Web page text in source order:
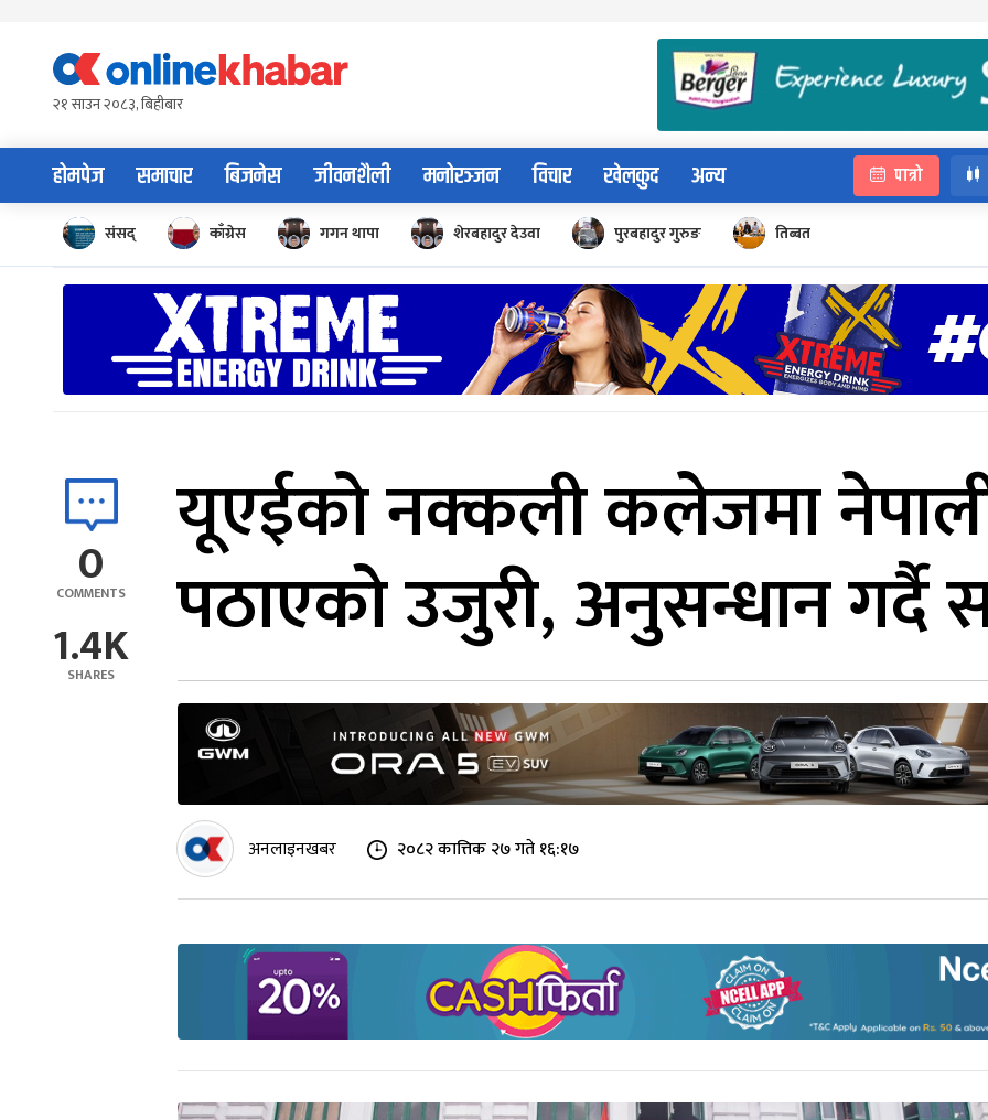
content२१ साउन २०८३, बिहीबार
होमपेज समाचार बिजनेस जीवनशैली मनोरञ्जन विचार खेलकुद अन्य पात्रो
संसद् काँग्रेस गगन थापा शेरबहादुर देउवा पुरबहादुर गुरुङ तिब्बत
0
COMMENTS
1.4K
SHARES
यूएईको नक्कली कलेजमा नेपाली
पठाएको उजुरी, अनुसन्धान गर्दै
अनलाइनखबर २०८२ कात्तिक २७ गते १६:१७